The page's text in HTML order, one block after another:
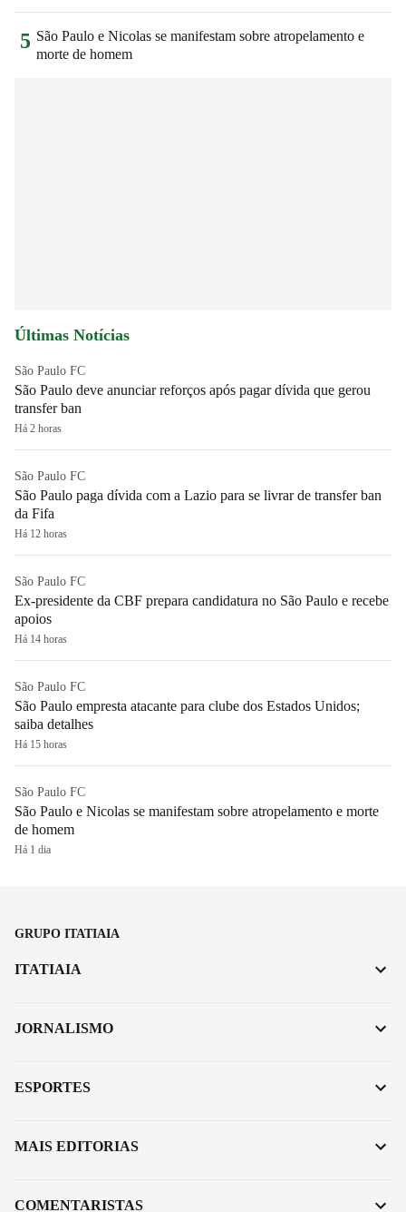
5 São Paulo e Nicolas se manifestam sobre atropelamento e
morte de homem
Últimas Notícias
São Paulo FC
São Paulo deve anunciar reforços após pagar dívida que gerou
transfer ban
Há 2 horas
São Paulo FC
São Paulo paga dívida com a Lazio para se livrar de transfer ban
da Fifa
Há 12 horas
São Paulo FC
Ex-presidente da CBF prepara candidatura no São Paulo e recebe
apoios
Há 14 horas
São Paulo FC
São Paulo empresta atacante para clube dos Estados Unidos;
saiba detalhes
Há 15 horas
São Paulo FC
São Paulo e Nicolas se manifestam sobre atropelamento e morte
de homem
Há 1 dia
GRUPO ITATIAIA
ITATIAIA
JORNALISMO
ESPORTES
MAIS EDITORIAS
COMENTARISTAS